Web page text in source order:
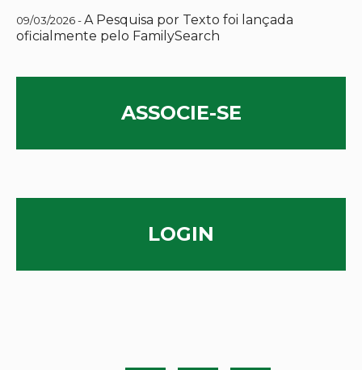
09/03/2026 -A Pesquisa por Texto foi lançada
oficialmente pelo FamilySearch
ASSOCIE-SE
LOGIN